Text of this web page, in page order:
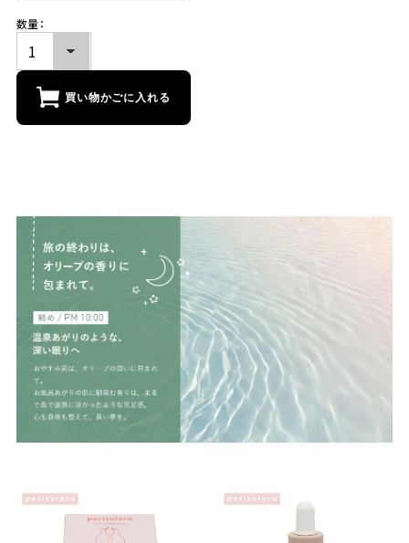
数量：
買い物かごに入れる